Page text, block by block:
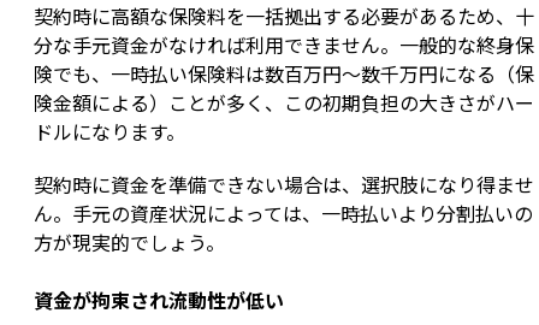
契約時に高額な保険料を一括拠出する必要があるため、十
分な手元資金がなければ利用できません。一般的な終身保
険でも、一時払い保険料は数百万円～数千万円になる（保
険金額による）ことが多く、この初期負担の大きさがハー
ドルになります。
契約時に資金を準備できない場合は、選択肢になり得ませ
ん。手元の資産状況によっては、一時払いより分割払いの
方が現実的でしょう。
資金が拘束され流動性が低い